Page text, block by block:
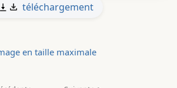
téléchargement
en taille maximale